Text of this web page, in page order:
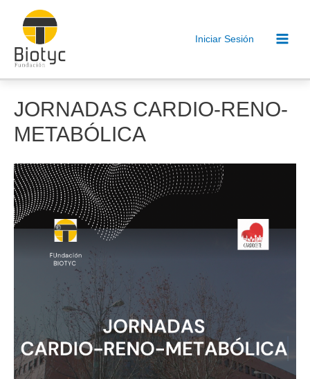
contenido
Iniciar Sesión
JORNADAS CARDIO-RENO-
METABÓLICA